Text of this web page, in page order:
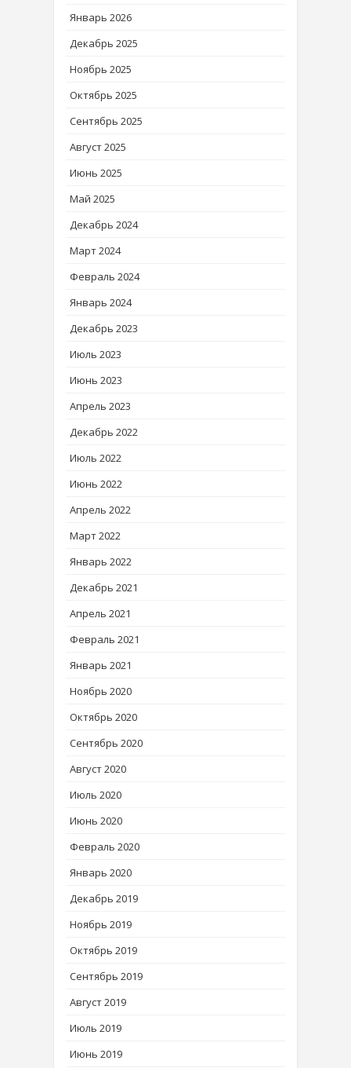
Январь 2026
Декабрь 2025
Ноябрь 2025
Октябрь 2025
Сентябрь 2025
Август 2025
Июнь 2025
Май 2025
Декабрь 2024
Март 2024
Февраль 2024
Январь 2024
Декабрь 2023
Июль 2023
Июнь 2023
Апрель 2023
Декабрь 2022
Июль 2022
Июнь 2022
Апрель 2022
Март 2022
Январь 2022
Декабрь 2021
Апрель 2021
Февраль 2021
Январь 2021
Ноябрь 2020
Октябрь 2020
Сентябрь 2020
Август 2020
Июль 2020
Июнь 2020
Февраль 2020
Январь 2020
Декабрь 2019
Ноябрь 2019
Октябрь 2019
Сентябрь 2019
Август 2019
Июль 2019
Июнь 2019